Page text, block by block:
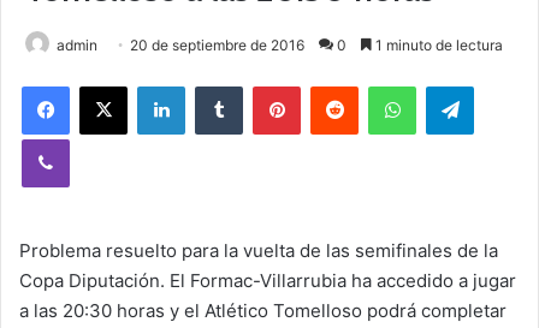
admin 20 de septiembre de 2016 0 1 minuto de lectura
Problema resuelto para la vuelta de las semifinales de la
Copa Diputación. El Formac-Villarrubia ha accedido a jugar
a las 20:30 horas y el Atlético Tomelloso podrá completar